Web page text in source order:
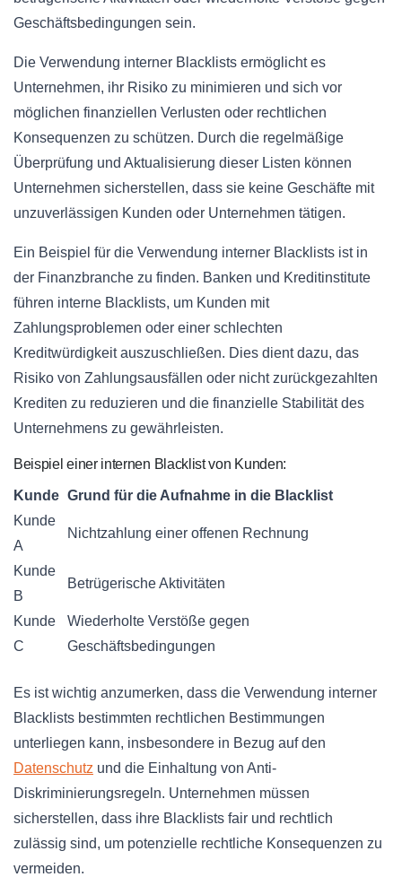
Geschäftsbedingungen sein.
Die Verwendung interner Blacklists ermöglicht es
Unternehmen, ihr Risiko zu minimieren und sich vor
möglichen finanziellen Verlusten oder rechtlichen
Konsequenzen zu schützen. Durch die regelmäßige
Überprüfung und Aktualisierung dieser Listen können
Unternehmen sicherstellen, dass sie keine Geschäfte mit
unzuverlässigen Kunden oder Unternehmen tätigen.
Ein Beispiel für die Verwendung interner Blacklists ist in
der Finanzbranche zu finden. Banken und Kreditinstitute
führen interne Blacklists, um Kunden mit
Zahlungsproblemen oder einer schlechten
Kreditwürdigkeit auszuschließen. Dies dient dazu, das
Risiko von Zahlungsausfällen oder nicht zurückgezahlten
Krediten zu reduzieren und die finanzielle Stabilität des
Unternehmens zu gewährleisten.
Beispiel einer internen Blacklist von Kunden:
Kunde Grund für die Aufnahme in die Blacklist
Kunde
A
Nichtzahlung einer offenen Rechnung
Kunde
B
Betrügerische Aktivitäten
Kunde
C
Wiederholte Verstöße gegen
Geschäftsbedingungen
Es ist wichtig anzumerken, dass die Verwendung interner
Blacklists bestimmten rechtlichen Bestimmungen
unterliegen kann, insbesondere in Bezug auf den
Datenschutz und die Einhaltung von Anti-
Diskriminierungsregeln. Unternehmen müssen
sicherstellen, dass ihre Blacklists fair und rechtlich
zulässig sind, um potenzielle rechtliche Konsequenzen zu
vermeiden.